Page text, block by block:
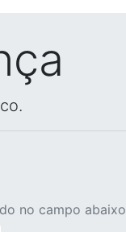
no campo abaixo